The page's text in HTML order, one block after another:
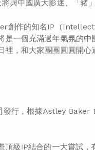
與中國廣大影迷、「豬」
創作的知名IP（
一個充滿過年氣氛的中
，和大家團團圓圓開心
行，根據Astley Baker
級IP結合的一大嘗試